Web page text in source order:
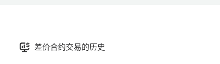
公司 差价合约交易的历史